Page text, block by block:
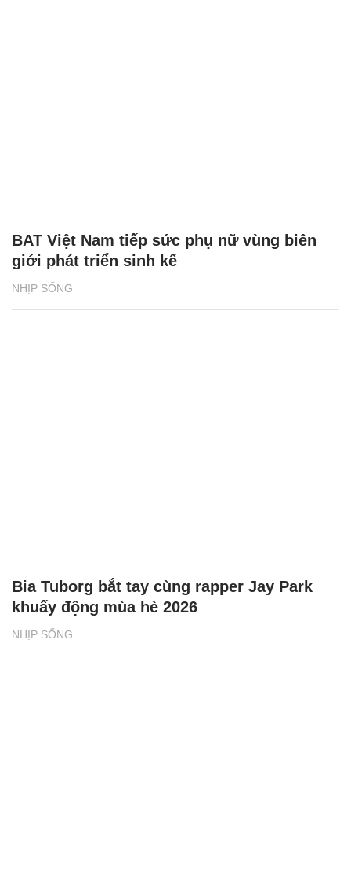
NHỊP SỐNG
BAT Việt Nam tiếp sức phụ nữ vùng biên
giới phát triển sinh kế
NHỊP SỐNG
Bia Tuborg bắt tay cùng rapper Jay Park
khuấy động mùa hè 2026